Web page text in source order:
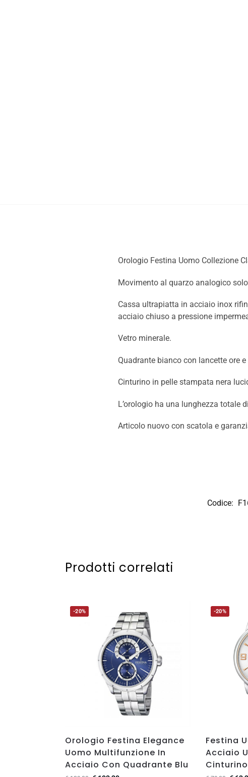
Orologio Festina Uomo Collezione
Movimento al quarzo analogico
Cassa ultrapiatta in acciaio inox
acciaio chiuso a pressione
Vetro minerale.
Quadrante bianco con lancette ore
Cinturino in pelle stampata nera
L’orologio ha una lunghezza totale
Articolo nuovo con scatola e
Codice:
Prodotti correlati
-20%
Orologio Festina Elegance
Uomo Multifunzione In
Acciaio Con Quadrante Blu
-20%
Festina
Acciaio